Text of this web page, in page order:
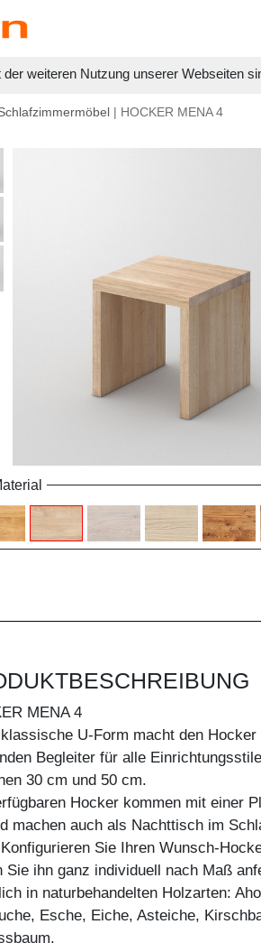
weiteren Nutzung unserer Webseiten
| HOCKER MENA 4
MENA 4
U-Form macht den Hocker
Begleiter für alle
30 cm und 50 cm.
Hocker kommen mit einer
machen auch als Nachttisch im
Konfigurieren Sie Ihren Wunsch-
Sie ihn ganz individuell nach Maß
in naturbehandelten Holzarten:
Esche, Eiche, Asteiche,